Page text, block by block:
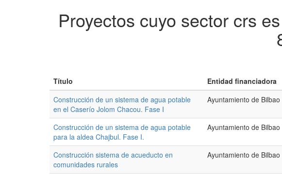
Proyectos cuyo sector crs
Título Entidad financiadora
Construcción de un sistema de agua potable
en el Caserío Jolom Chacou. Fase I
Ayuntamiento de Bilbao
Construcción de un sistema de agua potable
para la aldea Chajbul. Fase I.
Ayuntamiento de Bilbao
Construcción sistema de acueducto en
comunidades rurales
Ayuntamiento de Bilbao